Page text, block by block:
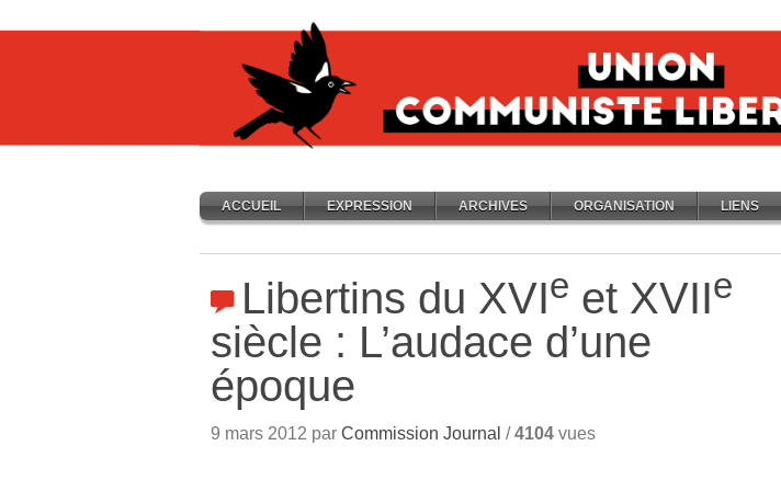
ACCUEIL EXPRESSION ARCHIVES ORGANISATION LIENS
Libertins du XVIe et XVIIe
siècle : L’audace d’une
époque
9 mars 2012 par Commission Journal /4104 vues